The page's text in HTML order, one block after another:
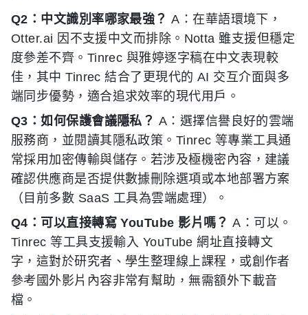
Q2：中文識別率哪家最強？ A：在華語環境下，
Otter.ai 因不支援中文而排除。Notta 雖支援但穩定
度參差不齊。Tinrec 與雅婷逐字稿在中文表現較
佳，其中 Tinrec 結合了更現代的 AI 交互介面與多
端同步優勢，適合追求效率的現代用戶。
Q3：如何保護會議隱私？ A：選擇信譽良好的雲端
服務商，並閱讀其隱私政策。Tinrec 等專業工具通
常採用加密傳輸與儲存。若涉及極機密內容，建議
確認供應商是否提供數據刪除選項或本地部署方案
（目前多數 SaaS 工具為雲端處理）。
Q4：可以直接轉寫 YouTube 影片嗎？ A：可以。
Tinrec 等工具支援輸入 YouTube 網址直接轉文
字，這對於研究者、學生整理線上課程，或創作者
參考國外影片內容非常有幫助，無需額外下載音
檔。